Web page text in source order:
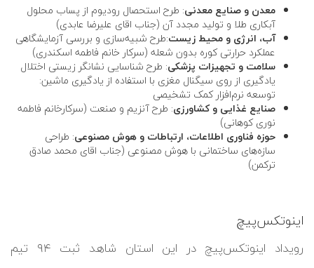
معدن و صنایع معدنی: طرح استحصال رودیوم از پساب محلول
آبکاری طلا و تولید مجدد آن (جناب اقای علیرضا عابدی)
آب، انرژی و محیط زیست:طرح شبیه‌سازی و بررسی آزمایشگاهی
عملکرد حرارتی کوره بدون شعله (سرکار خانم فاطمه اسکندری)
سلامت و تجهیزات پزشکی: طرح شناسایی نشانگر زیستی اختلال
یادگیری از روی سیگنال مغزی با استفاده از یادگیری ماشین:
توسعه نرم‌افزار کمک تشخیصی
صنایع غذایی و کشاورزی: طرح آنزیم و صنعت (سرکارخانم فاطمه
نوری کوهانی)
حوزه فناوری اطلاعات، ارتباطات و هوش مصنوعی: طراحی
سازه‌های ساختمانی با هوش مصنوعی (جناب اقای محمد صادق
ترکمن)
اینوتکس‌پیچ
رویداد اینوتکس‌پیچ در این استان شاهد ثبت ۹۴ تیم